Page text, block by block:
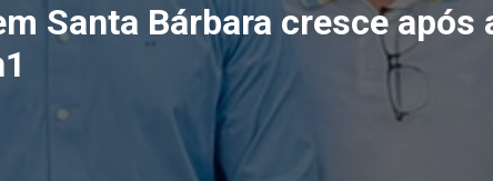
Santa Bárbara cresce após